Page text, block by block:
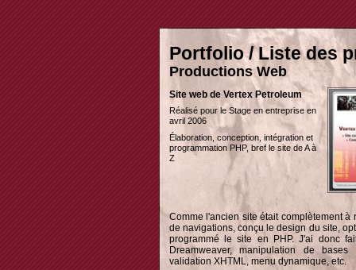
Portfolio / Liste des
Productions Web
Site web de Vertex Petroleum
Réalisé pour le Stage en entreprise en
avril 2006
Élaboration, conception, intégration et
programmation PHP, bref le site de A à
Z
Comme l'ancien site était complètement
de navigations, conçu le design du site,
programmé le site en PHP. J'ai donc
Dreamweaver, manipulation de
validation XHTML, menu dynamique, etc.